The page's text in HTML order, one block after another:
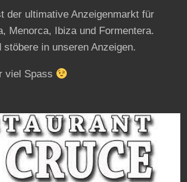
der ultimative Anzeigenmarkt für
Menorca, Ibiza und Formentera.
stöbere in unseren Anzeigen.
viel Spass